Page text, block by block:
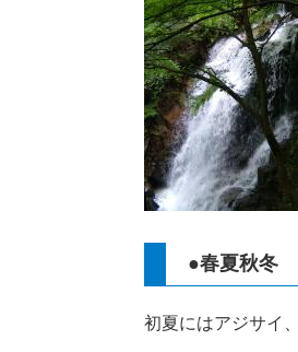
●春夏秋冬
初夏にはアジサイ